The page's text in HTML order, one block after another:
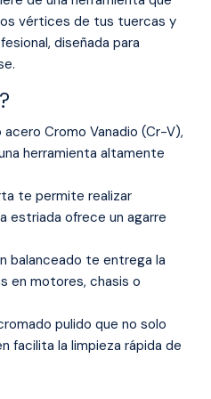
vértices de tus tuercas y
diseñada para
Cromo Vanadio (Cr-V),
herramienta altamente
te permite realizar
estriada ofrece un agarre
balanceado te entrega la
en motores, chasis o
pulido que no solo
facilita la limpieza rápida de